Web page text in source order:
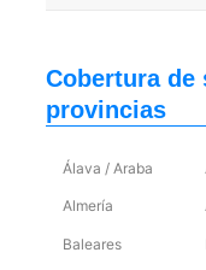
Cobertura de
provincias
Álava / Araba
Almería
Baleares